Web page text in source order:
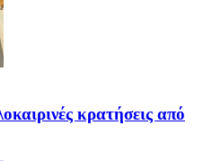
κρατήσεις από